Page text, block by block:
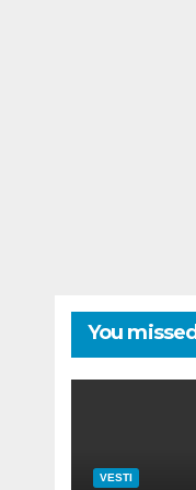
You missed
VESTI